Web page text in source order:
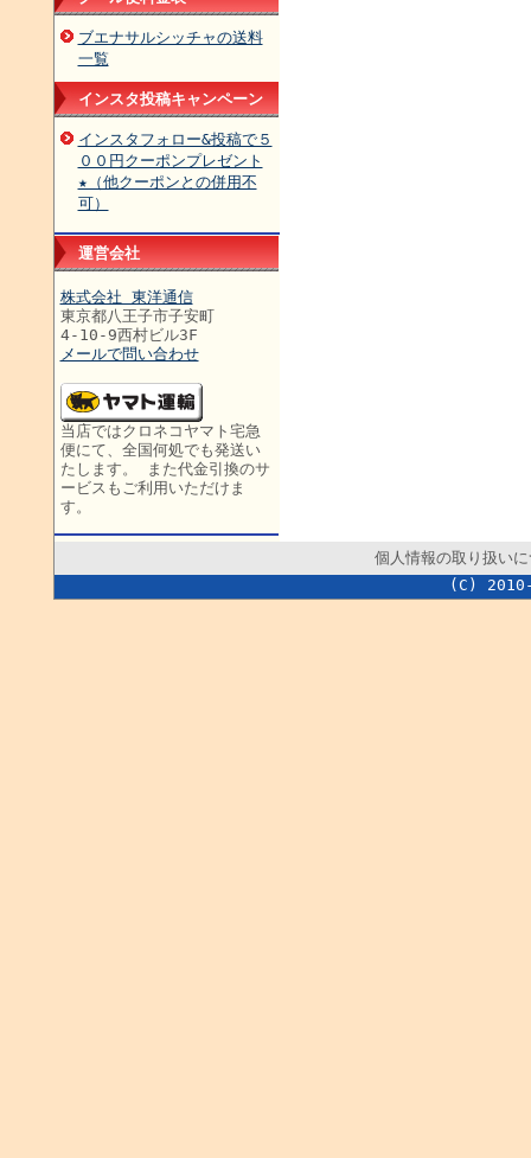
ブエナサルシッチャの送料
一覧
インスタ投稿キャンペーン
インスタフォロー&投稿で５
００円クーポンプレゼント
★（他クーポンとの併用不
可）
運営会社
株式会社 東洋通信
東京都八王子市子安町
4-10-9西村ビル3F
メールで問い合わせ
当店ではクロネコヤマト宅急
便にて、全国何処でも発送い
たします。 また代金引換のサ
ービスもご利用いただけま
す。
個人情報の取り扱い
(C)